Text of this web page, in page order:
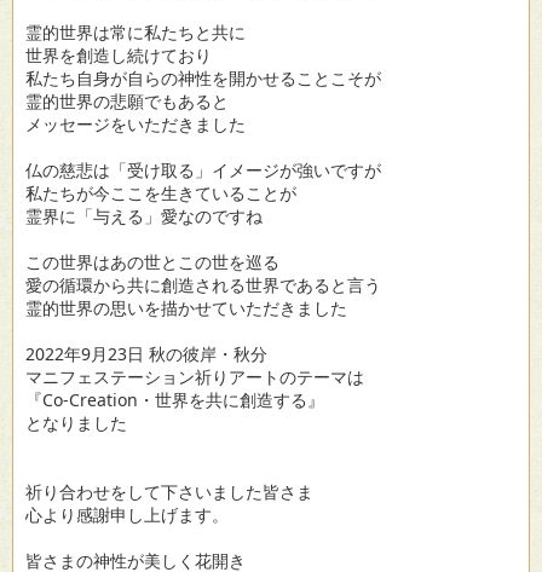
霊的世界は常に私たちと共に
世界を創造し続けており
私たち自身が自らの神性を開かせることこそが
霊的世界の悲願でもあると
メッセージをいただきました
仏の慈悲は「受け取る」イメージが強いですが
私たちが今ここを生きていることが
霊界に「与える」愛なのですね
この世界はあの世とこの世を巡る
愛の循環から共に創造される世界であると言う
霊的世界の思いを描かせていただきました
2022年9月23日 秋の彼岸・秋分
マニフェステーション祈りアートのテーマは
『Co-Creation・世界を共に創造する』
となりました
祈り合わせをして下さいました皆さま
心より感謝申し上げます。
皆さまの神性が美しく花開き